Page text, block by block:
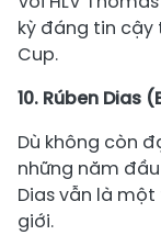
kỳ đáng tin cậy
Cup.
10. Rúben Dias
Dù không còn
những năm
Dias vẫn là
giới.